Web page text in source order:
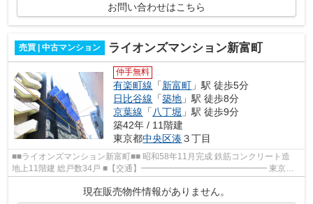
お問い合わせはこちら
売買 | 中古マンション ライオンズマンション新富町
仲手無料
有楽町線 「新富町 」駅 徒歩5分
日比谷線 「築地 」駅 徒歩8分
京葉線 「八丁堀 」駅 徒歩9分
築42年 / 11階建
東京都中央区湊３丁目
■■ライオンズマンション新富町■■ 昭和58年11月完成 鉄筋コンクリート造
地上11階建 総戸数34戸 ■【交通】━━━━━━━━━━━━━━━ 東京メ
現在販売物件情報がありません。